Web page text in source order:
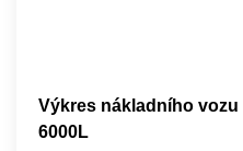
Výkres nákladního
6000L